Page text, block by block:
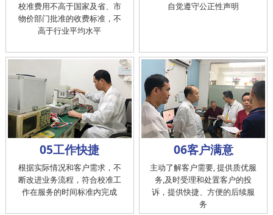
校准费用不高于国家及省、市
物价部门批准的收费标准，不
高于行业平均水平
自觉遵守公正性声明
05工作快捷
根据实际情况和客户需求，不
断改进业务流程，符合校准工
作在服务的时间标准内完成
06客户满意
主动了解客户需要, 提供质优服
务,及时受理和处置客户的投
诉，提供快捷、方便的后续服
务